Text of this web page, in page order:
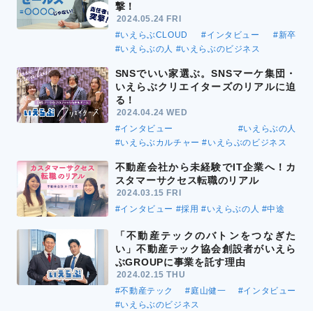
撃！
2024.05.24 FRI
#いえらぶCLOUD
#インタビュー
#新卒
#いえらぶの人 #いえらぶのビジネス
SNSでいい家選ぶ。SNSマーケ集団・
いえらぶクリエイターズのリアルに迫
る！
2024.04.24 WED
#インタビュー
#いえらぶの人
#いえらぶカルチャー #いえらぶのビジネス
不動産会社から未経験でIT企業へ！カ
スタマーサクセス転職のリアル
2024.03.15 FRI
#インタビュー #採用 #いえらぶの人 #中途
「不動産テックのバトンをつなぎた
い」不動産テック協会創設者がいえら
ぶGROUPに事業を託す理由
2024.02.15 THU
#不動産テック
#庭山健一
#インタビュー
#いえらぶのビジネス